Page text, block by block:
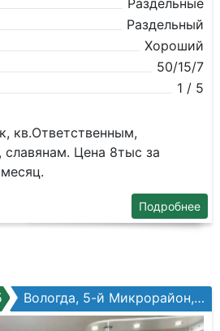
Раздельные
Раздельный
Хороший
50/15/7
1 / 5
кв.Ответственным,
Цена 8тыс за
Подробнее
Вологда, 5-й Микрорайон, Маршала Конева ул, №33